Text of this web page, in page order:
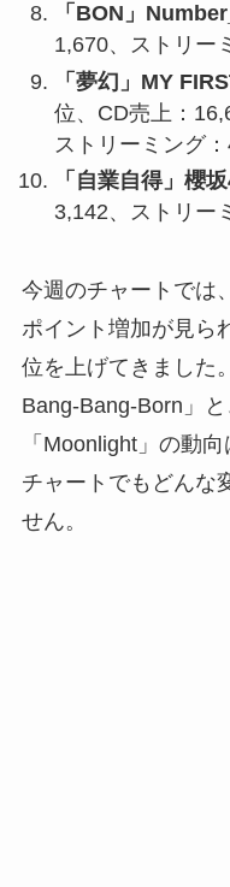
「BON」
1,670、ストリー
「夢幻」MY
位、CD売上：
ストリーミング：
「自業自得」櫻
3,142、ストリー
今週のチャートでは
ポイント増加が見ら
位を上げてきました
Bang-Bang-Born」
「Moonlight」の動
チャートでもどんな
せん。